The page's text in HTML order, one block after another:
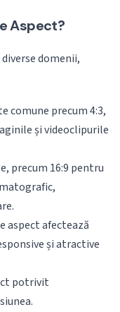
Aspect?
domenii,
comune precum 4:3,
și videoclipurile
precum 16:9 pentru
aspect afectează
și atractive
potrivit